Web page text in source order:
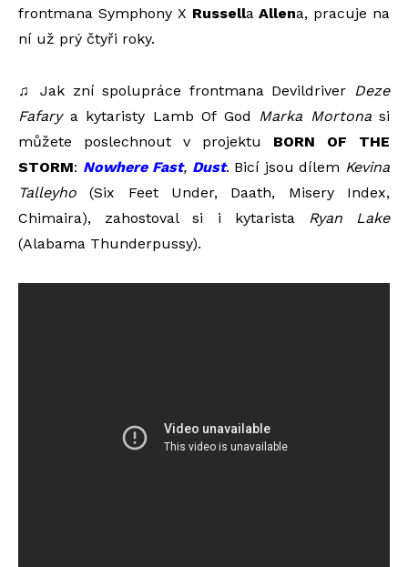
frontmana Symphony X RussellaAllena, pracuje na
ní už prý čtyři roky.
♫ Jak zní spolupráce frontmana Devildriver Deze
Fafarya kytaristy Lamb Of God Marka Mortonasi
můžete poslechnout v projektu BORN OF THE
STORM: Nowhere Fast, Dust. Bicí jsou dílem Kevina
Talleyho(Six Feet Under, Daath, Misery Index,
Chimaira), zahostoval si i kytarista Ryan Lake
(Alabama Thunderpussy).